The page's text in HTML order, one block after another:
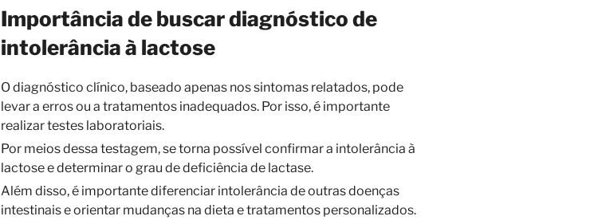
Importância de buscar diagnóstico de
intolerância à lactose
O diagnóstico clínico, baseado apenas nos sintomas relatados, pode
levar a erros ou a tratamentos inadequados. Por isso, é importante
realizar testes laboratoriais.
Por meios dessa testagem, se torna possível confirmar a intolerância à
lactose e determinar o grau de deficiência de lactase.
Além disso, é importante diferenciar intolerância de outras doenças
intestinais e orientar mudanças na dieta e tratamentos personalizados.